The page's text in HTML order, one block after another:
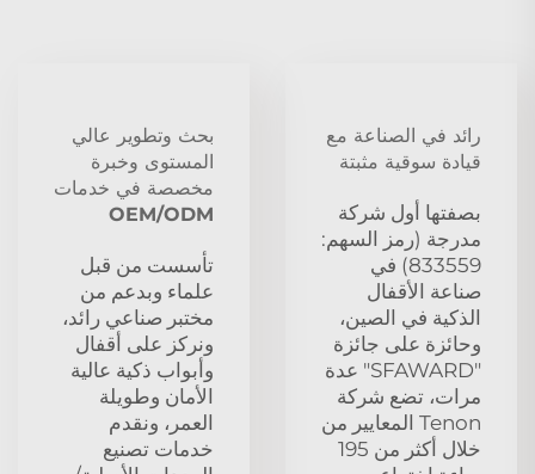
رائد في الصناعة مع
قيادة سوقية مثبتة
بصفتها أول شركة
مدرجة (رمز السهم:
833559) في
صناعة الأقفال
الذكية في الصين،
وحائزة على جائزة
"SFAWARD" عدة
مرات، تضع شركة
Tenon المعايير من
خلال أكثر من 195
بحث وتطوير عالي
المستوى وخبرة
مخصصة في خدمات
OEM/ODM
تأسست من قبل
علماء وبدعم من
مختبر صناعي رائد،
ونركز على أقفال
وأبواب ذكية عالية
الأمان وطويلة
العمر، ونقدم
خدمات تصنيع